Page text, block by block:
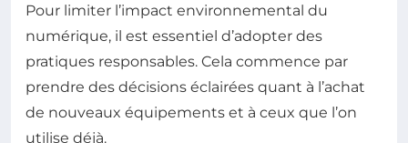
Pour limiter l’impact environnemental du
numérique, il est essentiel d’adopter des
pratiques responsables. Cela commence par
prendre des décisions éclairées quant à l’achat
de nouveaux équipements et à ceux que l’on
utilise déjà.